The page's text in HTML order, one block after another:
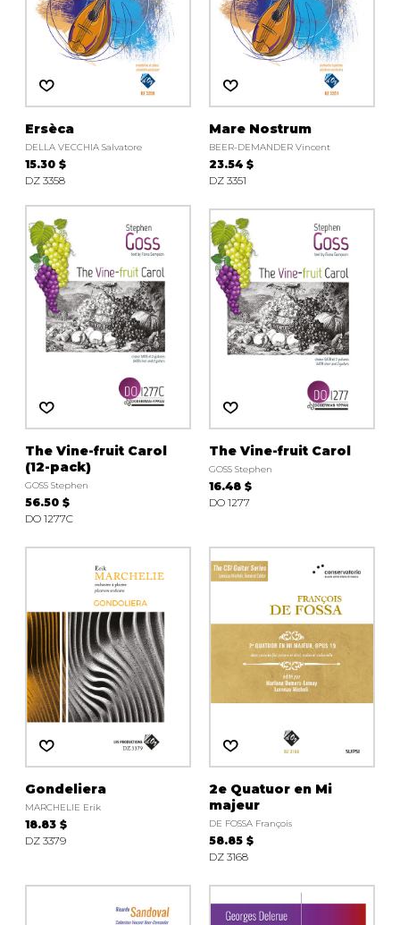
Ersèca
DELLA VECCHIA Salvatore
15.30 $
DZ 3358
Mare Nostrum
BEER-DEMANDER Vincent
23.54 $
DZ 3351
The Vine-fruit Carol
(12-pack)
GOSS Stephen
56.50 $
DO 1277C
The Vine-fruit Carol
GOSS Stephen
16.48 $
DO 1277
Gondeliera
MARCHELIE Erik
18.83 $
DZ 3379
2e Quatuor en Mi
majeur
DE FOSSA François
58.85 $
DZ 3168